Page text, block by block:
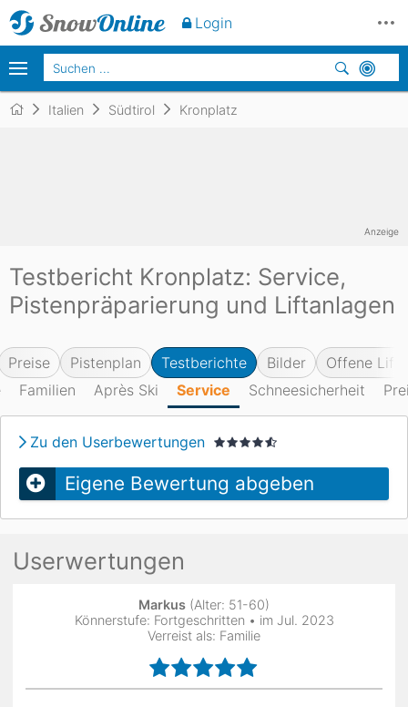
Italien Südtirol Kronplatz
Testbericht Kronplatz: Service,
Pistenpräparierung und Liftanlagen
Preise Pistenplan Testberichte Bilder
Offene
Familien Après Ski Service Schneesicherheit
Zu den Userbewertungen
Eigene Bewertung abgeben
Userwertungen
Markus (Alter: 51-60)
Könnerstufe: Fortgeschritten • im Jul. 2023
Verreist als: Familie
Anzeige
Login